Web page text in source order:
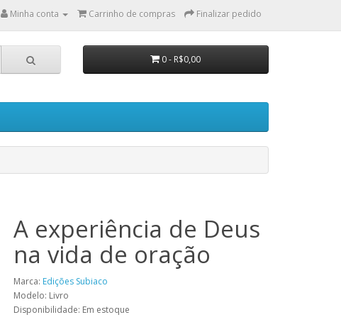
Minha conta Carrinho de compras Finalizar pedido
0 - R$0,00
A experiência de Deus
na vida de oração
Marca: Edições Subiaco
Modelo: Livro
Disponibilidade: Em estoque